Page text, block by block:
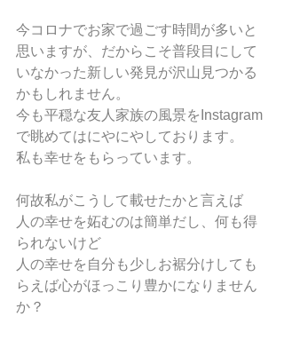
今コロナでお家で過ごす時間が多いと
思いますが、だからこそ普段目にして
いなかった新しい発見が沢山見つかる
かもしれません。
今も平穏な友人家族の風景をInstagram
で眺めてはにやにやしております。
私も幸せをもらっています。
何故私がこうして載せたかと言えば
人の幸せを妬むのは簡単だし、何も得
られないけど
人の幸せを自分も少しお裾分けしても
らえば心がほっこり豊かになりません
か？